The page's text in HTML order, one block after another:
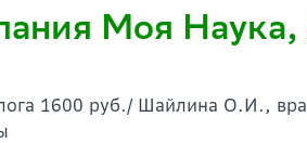
Моя Наука,
1600 руб./ Шайлина О.И.,